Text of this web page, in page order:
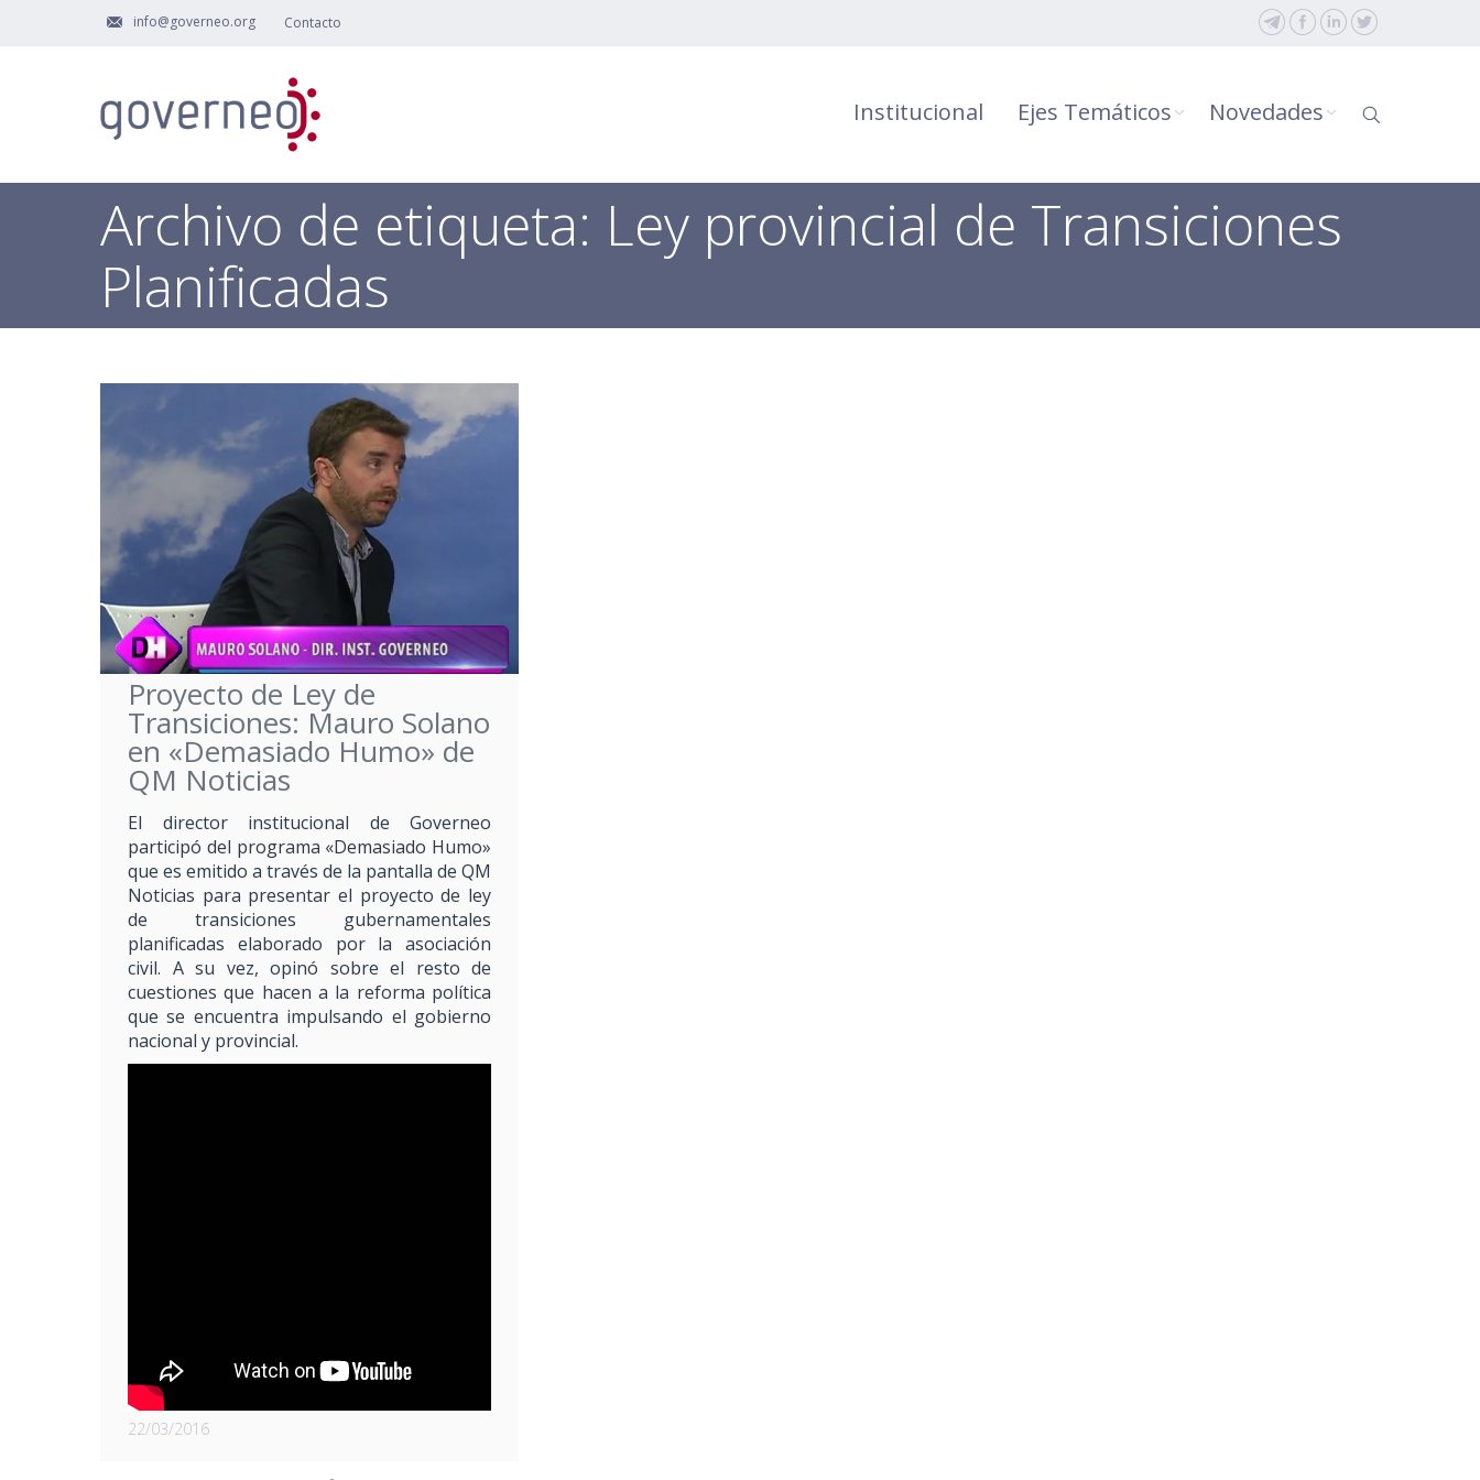
info@governeo.org Contacto
Institucional Ejes Temáticos Novedades
Archivo de etiqueta: Ley provincial de Transiciones
Planificadas
Proyecto de Ley de
Transiciones: Mauro Solano
en «Demasiado Humo» de
QM Noticias
El director institucional de Governeo
participó del programa «Demasiado Humo»
que es emitido a través de la pantalla de QM
Noticias para presentar el proyecto de ley
de transiciones gubernamentales
planificadas elaborado por la asociación
civil. A su vez, opinó sobre el resto de
cuestiones que hacen a la reforma política
que se encuentra impulsando el gobierno
nacional y provincial.
22/03/2016